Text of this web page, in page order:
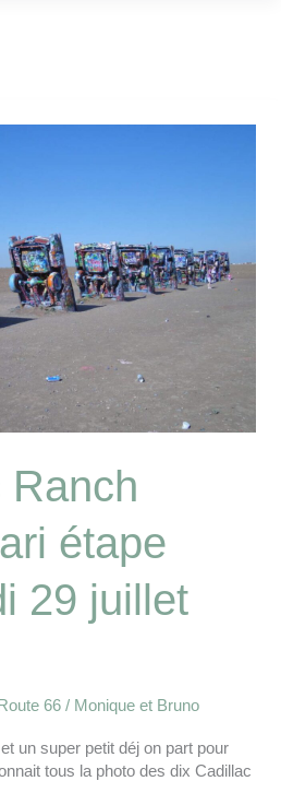
Ranch
étape
29 juillet
66 / Monique et Bruno
un super petit déj on part pour
tous la photo des dix Cadillac